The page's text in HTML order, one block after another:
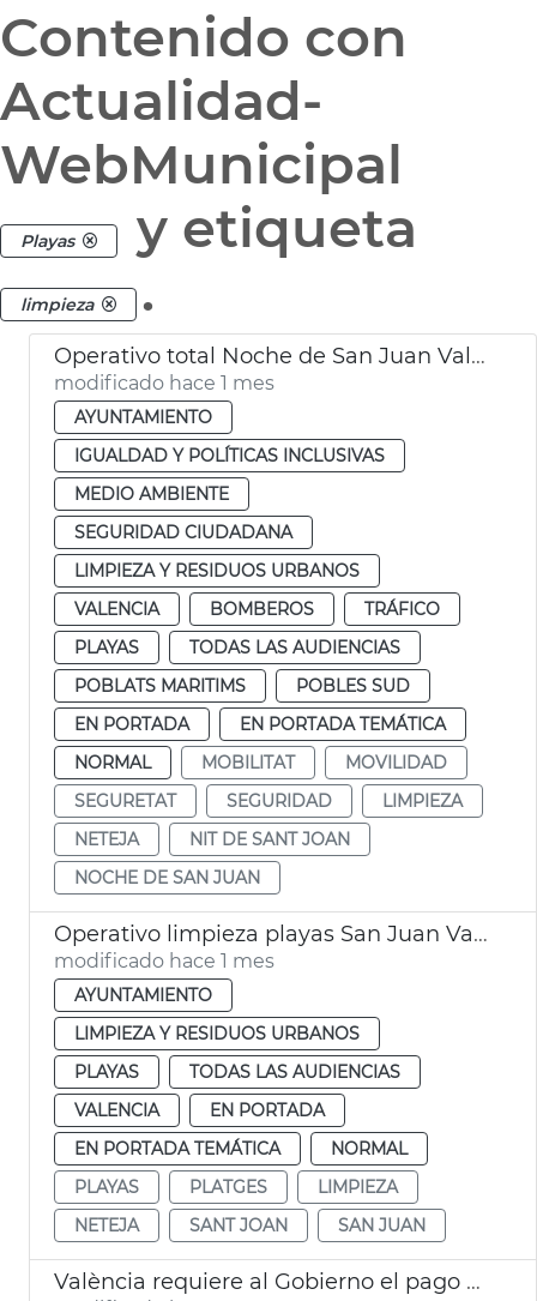
Contenido con
Actualidad-
WebMunicipal
Playas y etiqueta
limpieza .
Operativo total Noche de San Juan València. Movilidad, limpieza y seguridad
modificado hace 1 mes
AYUNTAMIENTO
IGUALDAD Y POLÍTICAS INCLUSIVAS
MEDIO AMBIENTE
SEGURIDAD CIUDADANA
LIMPIEZA Y RESIDUOS URBANOS
VALENCIA
BOMBEROS
TRÁFICO
PLAYAS
TODAS LAS AUDIENCIAS
POBLATS MARITIMS
POBLES SUD
EN PORTADA
EN PORTADA TEMÁTICA
NORMAL
MOBILITAT
MOVILIDAD
SEGURETAT
SEGURIDAD
LIMPIEZA
NETEJA
NIT DE SANT JOAN
NOCHE DE SAN JUAN
Operativo limpieza playas San Juan València
modificado hace 1 mes
AYUNTAMIENTO
LIMPIEZA Y RESIDUOS URBANOS
PLAYAS
TODAS LAS AUDIENCIAS
VALENCIA
EN PORTADA
EN PORTADA TEMÁTICA
NORMAL
PLAYAS
PLATGES
LIMPIEZA
NETEJA
SANT JOAN SAN JUAN
València requiere al Gobierno el pago de la limpieza de las playas por la dana